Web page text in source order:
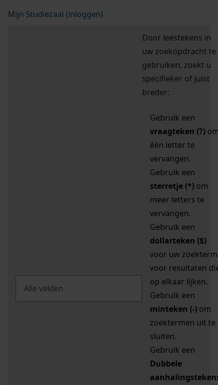
Mijn Studiezaal (inloggen)
Door leestekens in
uw zoekopdracht te
gebruiken, zoekt u
specifieker of juist
breder:
Gebruik een
vraagteken (?)
één letter te
vervangen.
Gebruik een
sterretje (*) om
meer letters te
vervangen.
Gebruik een
dollarteken ($)
voor uw zoekterm
voor resultaten
op elkaar lijken.
Gebruik een
minteken (-) om
zoektermen uit te
sluiten.
Gebruik een
Dubbele